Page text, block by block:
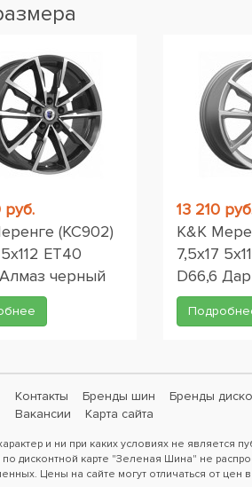
руб.
(КС902)
ET40
черный
13 210
K&K
7,5x17
D66,6
Контакты Бренды шин Бренды
Вакансии
Карта сайта
и ни при каких условиях не является
дисконтной карте "Зеленая Шина" не
Цены на сайте могут отличаться от цен